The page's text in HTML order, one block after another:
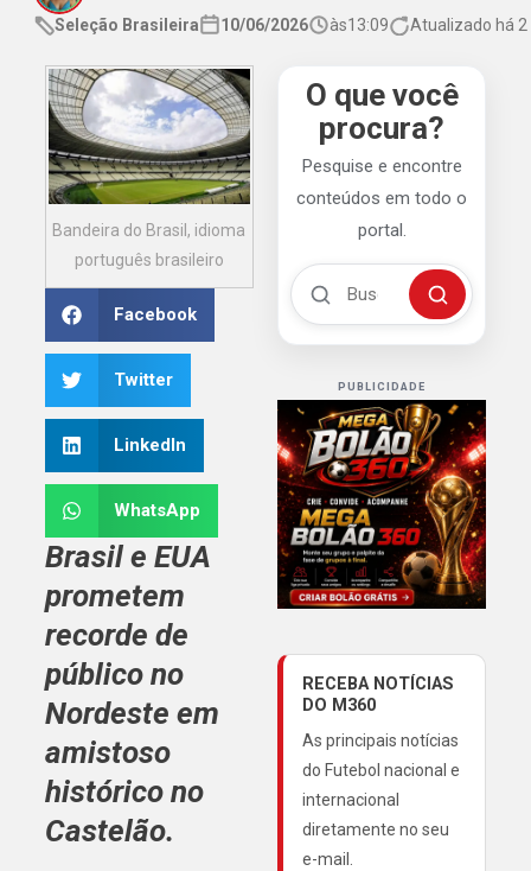
Seleção Brasileira
10/06/2026 às13:09 Atualizado há
Bandeira do Brasil, idioma
português brasileiro
Facebook
Twitter
LinkedIn
WhatsApp
Brasil e EUA
prometem
recorde de
público no
Nordeste em
amistoso
histórico no
Castelão.
O que você
procura?
Pesquise e encontre
conteúdos em todo o
portal.
Buscar no Mengão 360
Buscar
PUBLICIDADE
RECEBA NOTÍCIAS
DO M360
As principais notícias
do Futebol nacional e
internacional
diretamente no seu
e-mail.